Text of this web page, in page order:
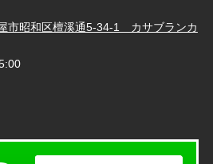
市昭和区檀溪通5-34-1 カサブランカ